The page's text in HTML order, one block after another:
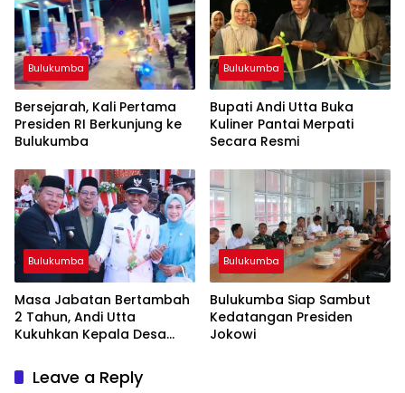
Bulukumba
Bersejarah, Kali Pertama
Presiden RI Berkunjung ke
Bulukumba
Bulukumba
Bupati Andi Utta Buka
Kuliner Pantai Merpati
Secara Resmi
Bulukumba
Masa Jabatan Bertambah
2 Tahun, Andi Utta
Kukuhkan Kepala Desa
Bulukumba
Bulukumba Siap Sambut
Kedatangan Presiden
Jokowi
Leave a Reply